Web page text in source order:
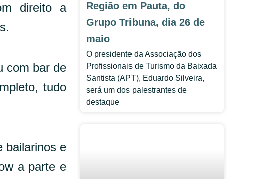
direito a
com bar de
tudo
bailarinos e
a parte e
Região em Pauta, do
Grupo Tribuna, dia 26 de
maio
O presidente da Associação dos
Profissionais de Turismo da Baixada
Santista (APT), Eduardo Silveira,
será um dos palestrantes de
destaque